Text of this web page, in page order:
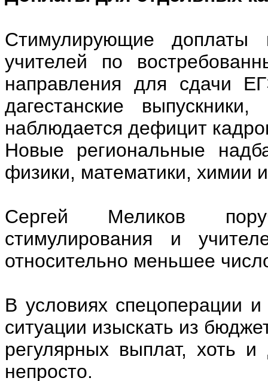
Стимулирующие
учителей по
направления для сдачи
дагестанские
наблюдается дефицит
Новые региональные
физики, математики, химии
Сергей Меликов
стимулирования и
относительно меньшее
В условиях спецоперации
ситуации изыскать из
регулярных выплат, хоть и
непросто.